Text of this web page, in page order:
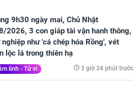
9h30 ngày mai, Chủ Nhật
2026, 3 con giáp tài vận hanh thông,
như 'cá chép hóa Rồng', vét
lộc lá trong thiên hạ
linh - Tử vi 3 giờ 34 phút trước